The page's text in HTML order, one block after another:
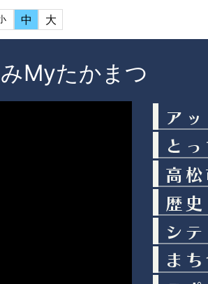
中 大
Myたかまつ